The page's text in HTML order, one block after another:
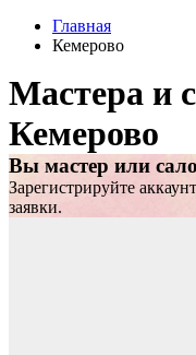
Главная
Кемерово
Мастера и
Кемерово
Вы мастер или
Зарегистрируйте
заявки.